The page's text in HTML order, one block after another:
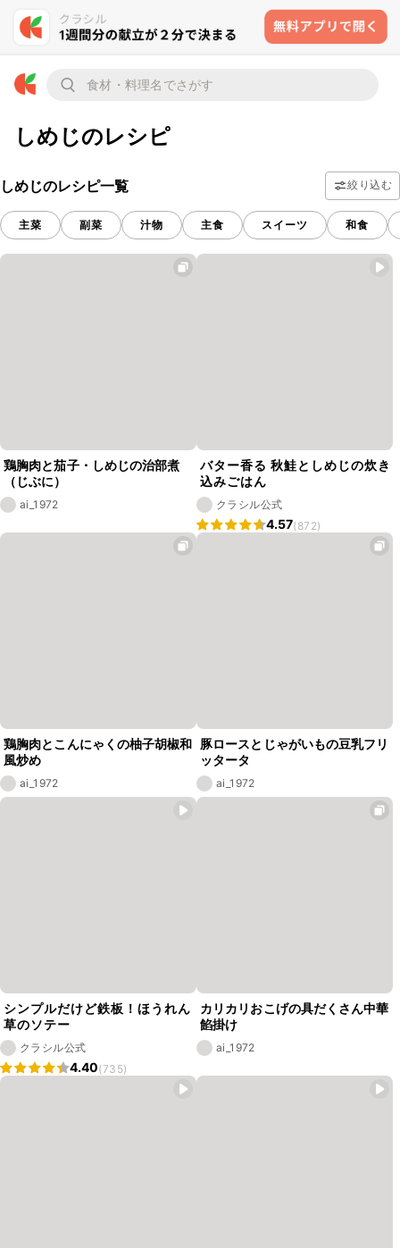
しめじのレシピ
しめじのレシピ一覧 絞り込む
主菜 副菜 汁物 主食 スイーツ 和食
鶏胸肉と茄子・しめじの治部煮
（じぶに）
ai_1972
バター香る 秋鮭としめじの炊き
込みごはん
クラシル公式
4.57(872)
鶏胸肉とこんにゃくの柚子胡椒和
風炒め
ai_1972
豚ロースとじゃがいもの豆乳フリ
ッタータ
ai_1972
シンプルだけど鉄板！ほうれん
草のソテー
クラシル公式
4.40(735)
カリカリおこげの具だくさん中華
餡掛け
ai_1972